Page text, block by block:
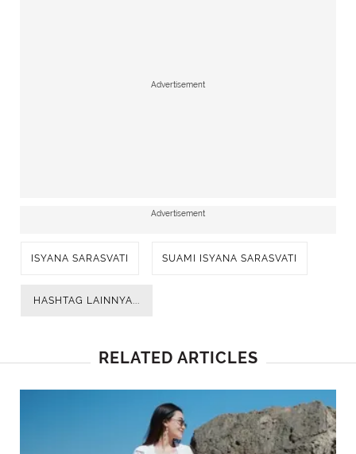
Advertisement
Advertisement
ISYANA SARASVATI SUAMI ISYANA SARASVATI
HASHTAG LAINNYA...
RELATED ARTICLES